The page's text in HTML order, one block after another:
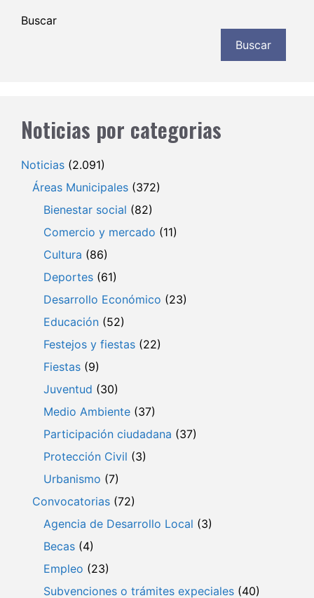
Buscar
Buscar
Noticias por categorias
Noticias (2.091)
Áreas Municipales (372)
Bienestar social (82)
Comercio y mercado (11)
Cultura (86)
Deportes (61)
Desarrollo Económico (23)
Educación (52)
Festejos y fiestas (22)
Fiestas (9)
Juventud (30)
Medio Ambiente (37)
Participación ciudadana (37)
Protección Civil (3)
Urbanismo (7)
Convocatorias (72)
Agencia de Desarrollo Local (3)
Becas (4)
Empleo (23)
Subvenciones o trámites expeciales (40)